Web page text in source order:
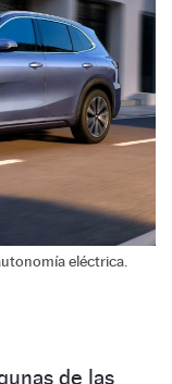
eléctrica.
de las